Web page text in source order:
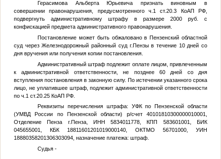
Герасимова Альберта Юрьевича признать виновным в
совершении правонарушения, предусмотренного ч.1 ст.20.3 КоАП РФ,
подвергнуть административному штрафу в размере 2000 руб. с
конфискацией предмета административного правонарушения.
Постановление может быть обжаловано в Пензенский областной
суд через Железнодорожный районный суд г.Пензы в течение 10 дней со
дня вручения или получения копии постановления.
Административный штраф подлежит оплате лицом, привлеченным
к административной ответственности, не позднее 60 дней со дня
вступления постановления в законную силу. По истечении указанного срока
лицо, не уплатившее штраф, подлежит административной ответственности
по ч.1 ст.20.25 КоАП РФ.
Реквизиты перечисления штрафа: УФК по Пензенской области
(УМВД России по Пензенской области) р/счет 40101810300000010001,
Отделение Пенза г.Пенза, ИНН 5834011778, КПП 583601001, БИК
045655001, КБК 18811601201019000140, ОКТМО 56701000, УИН
18880358201306303094, назначение платежа: штраф.
Судья -